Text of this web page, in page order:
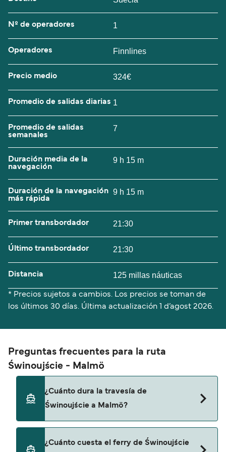
Nº de operadores 1
Operadores Finnlines
Precio medio 324€
Promedio de salidas diarias 1
Promedio de salidas
semanales
7
Duración media de la
navegación
9 h 15 m
Duración de la navegación
más rápida
9 h 15 m
Primer transbordador 21:30
Último transbordador 21:30
Distancia 125 millas náuticas
* Precios sujetos a cambios. Los precios se toman de
los últimos 30 días. Última actualización 1 d’agost 2026.
Preguntas frecuentes para la ruta
Świnoujście - Malmö
¿Cuánto dura la travesía de
Świnoujście a Malmö?
El tiempo de la travesía en ferry de Świnoujście a
Malmö es de aproximadamente 9 horas 15
¿Cuánto cuesta el ferry de Świnoujście